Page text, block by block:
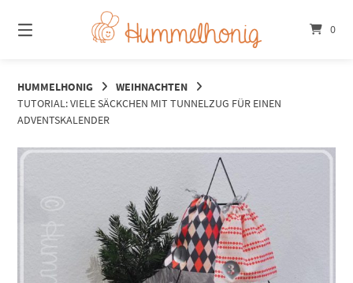
zum
Inhalt
0
HUMMELHONIG
WEIHNACHTEN
TUTORIAL: VIELE SÄCKCHEN MIT TUNNELZUG FÜR EINEN
ADVENTSKALENDER